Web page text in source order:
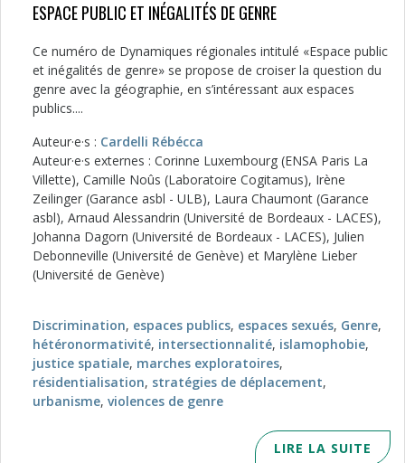
ESPACE PUBLIC ET INÉGALITÉS DE GENRE
Ce numéro de Dynamiques régionales intitulé «Espace public
et inégalités de genre» se propose de croiser la question du
genre avec la géographie, en s’intéressant aux espaces
publics....
Auteur·e·s : Cardelli Rébécca
Auteur·e·s externes : Corinne Luxembourg (ENSA Paris La
Villette), Camille Noûs (Laboratoire Cogitamus), Irène
Zeilinger (Garance asbl - ULB), Laura Chaumont (Garance
asbl), Arnaud Alessandrin (Université de Bordeaux - LACES),
Johanna Dagorn (Université de Bordeaux - LACES), Julien
Debonneville (Université de Genève) et Marylène Lieber
(Université de Genève)
Discrimination, espaces publics, espaces sexués, Genre,
hétéronormativité, intersectionnalité, islamophobie,
justice spatiale, marches exploratoires,
résidentialisation, stratégies de déplacement,
urbanisme, violences de genre
LIRE LA SUITE